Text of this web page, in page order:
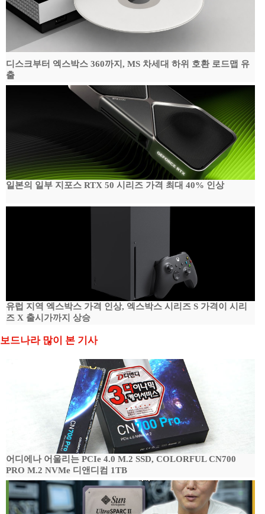
디스크부터 엑스박스 360까지, MS 차세대 하위 호환 로드맵 유
출
일본의 일부 지포스 RTX 50 시리즈 가격 최대 40% 인상
유럽 지역 엑스박스 가격 인상, 엑스박스 시리즈 S 가격이 시리
즈 X 출시가까지 상승
보드나라 많이 본 기사
어디에나 어울리는 PCIe 4.0 M.2 SSD, COLORFUL CN700
PRO M.2 NVMe 디앤디컴 1TB